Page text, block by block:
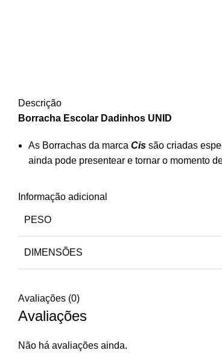
Descrição
Borracha Escolar Dadinhos UNID
As Borrachas da marca Cis são criadas
ainda pode presentear e tornar o momento
Informação adicional
PESO
DIMENSÕES
Avaliações (0)
Avaliações
Não há avaliações ainda.